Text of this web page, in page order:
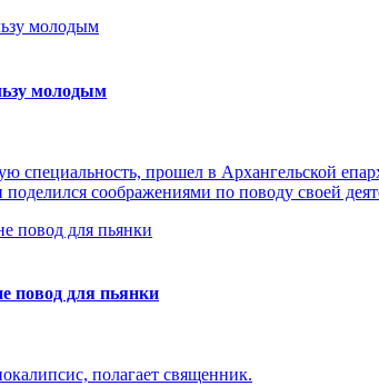
молодым
специальность, прошел в Архангельской
соображениями по поводу своей
повод для пьянки
полагает священник.